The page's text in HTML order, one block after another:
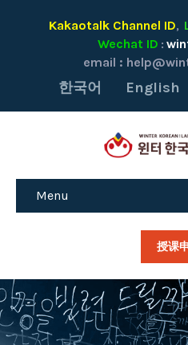
Kakaotalk Channel ID,
Wechat ID :
email :
한국어 English
Menu
授课